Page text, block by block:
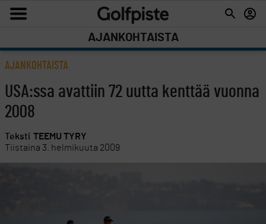
AJANKOHTAISTA
AJANKOHTAISTA
USA:ssa avattiin 72 uutta kenttää vuonna
2008
Teksti TEEMU TYRY
Tiistaina 3. helmikuuta 2009